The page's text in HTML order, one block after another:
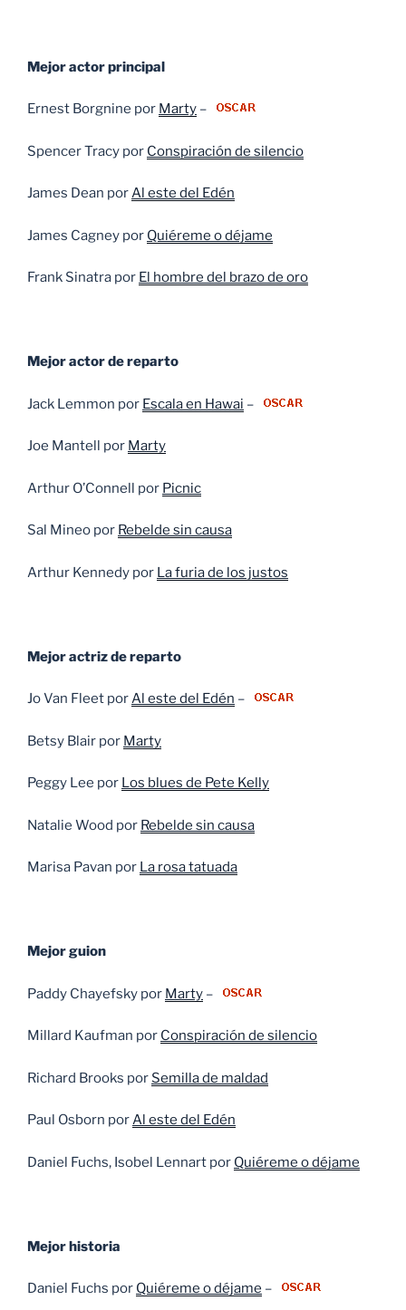
Mejor actor principal
Ernest Borgnine por Marty –
Spencer Tracy por Conspiración de silencio
James Dean porAl este del Edén
James Cagney por Quiéreme o déjame
Frank Sinatra por El hombre del brazo de oro
Mejor actor de reparto
Jack Lemmon por Escala en Hawai –
Joe Mantell por Marty
Arthur O’Connell por Picnic
Sal Mineo por Rebelde sin causa
Arthur Kennedy por La furia de los justos
Mejor actriz de reparto
Jo Van Fleet porAl este del Edén –
Betsy Blair por Marty
Peggy Lee por Los blues de Pete Kelly
Natalie Wood por Rebelde sin causa
Marisa Pavan por La rosa tatuada
Mejor guion
Paddy Chayefsky por Marty –
Millard Kaufman por Conspiración de silencio
Richard Brooks por Semilla de maldad
Paul Osborn porAl este del Edén
Daniel Fuchs, Isobel Lennart por Quiéreme o déjame
Mejor historia
Daniel Fuchs por Quiéreme o déjame –